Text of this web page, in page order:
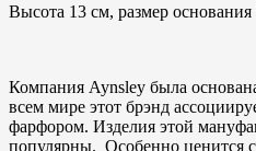
Высота 13 см, размер основания
Компания Aynsley была
всем мире этот брэнд
фарфором. Изделия этой
популярны. Особенно ценится